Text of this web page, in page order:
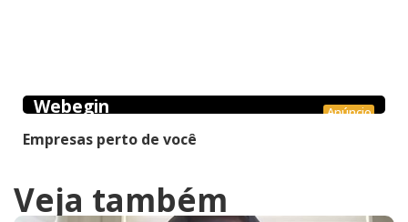
Anúncio
Webegin
Empresas perto de você
Veja também